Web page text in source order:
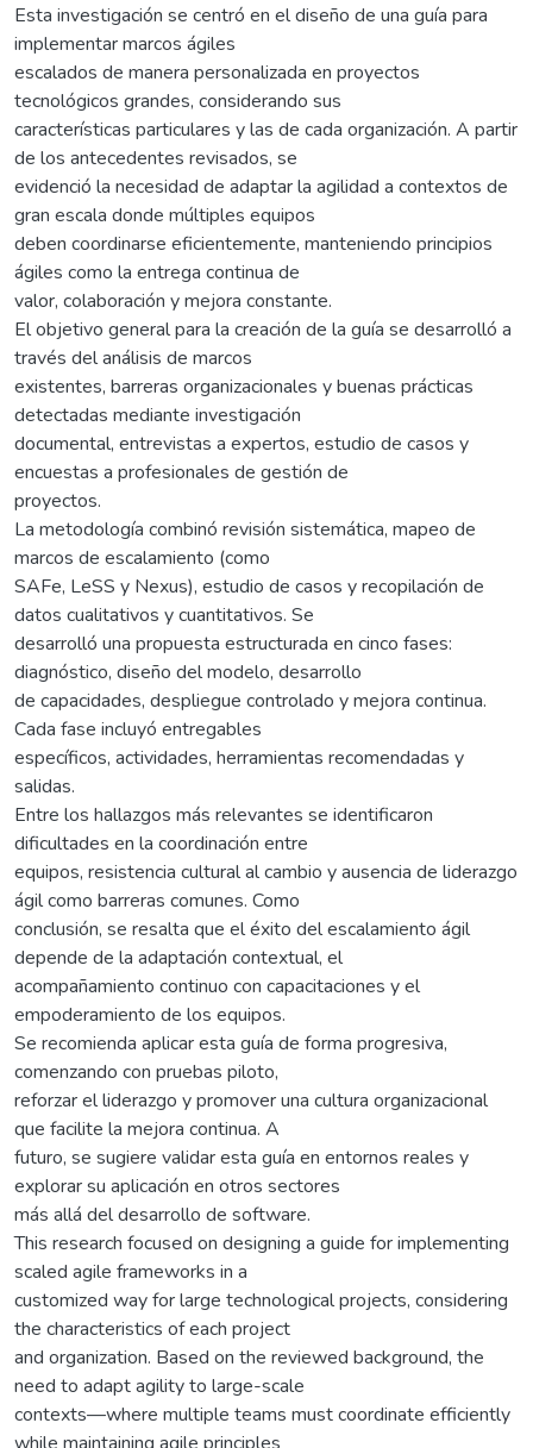
Esta investigación se centró en el diseño de una guía para
implementar marcos ágiles
escalados de manera personalizada en proyectos
tecnológicos grandes, considerando sus
características particulares y las de cada organización. A partir
de los antecedentes revisados, se
evidenció la necesidad de adaptar la agilidad a contextos de
gran escala donde múltiples equipos
deben coordinarse eficientemente, manteniendo principios
ágiles como la entrega continua de
valor, colaboración y mejora constante.
El objetivo general para la creación de la guía se desarrolló a
través del análisis de marcos
existentes, barreras organizacionales y buenas prácticas
detectadas mediante investigación
documental, entrevistas a expertos, estudio de casos y
encuestas a profesionales de gestión de
proyectos.
La metodología combinó revisión sistemática, mapeo de
marcos de escalamiento (como
SAFe, LeSS y Nexus), estudio de casos y recopilación de
datos cualitativos y cuantitativos. Se
desarrolló una propuesta estructurada en cinco fases:
diagnóstico, diseño del modelo, desarrollo
de capacidades, despliegue controlado y mejora continua.
Cada fase incluyó entregables
específicos, actividades, herramientas recomendadas y
salidas.
Entre los hallazgos más relevantes se identificaron
dificultades en la coordinación entre
equipos, resistencia cultural al cambio y ausencia de liderazgo
ágil como barreras comunes. Como
conclusión, se resalta que el éxito del escalamiento ágil
depende de la adaptación contextual, el
acompañamiento continuo con capacitaciones y el
empoderamiento de los equipos.
Se recomienda aplicar esta guía de forma progresiva,
comenzando con pruebas piloto,
reforzar el liderazgo y promover una cultura organizacional
que facilite la mejora continua. A
futuro, se sugiere validar esta guía en entornos reales y
explorar su aplicación en otros sectores
más allá del desarrollo de software.
This research focused on designing a guide for implementing
scaled agile frameworks in a
customized way for large technological projects, considering
the characteristics of each project
and organization. Based on the reviewed background, the
need to adapt agility to large-scale
contexts—where multiple teams must coordinate efficiently